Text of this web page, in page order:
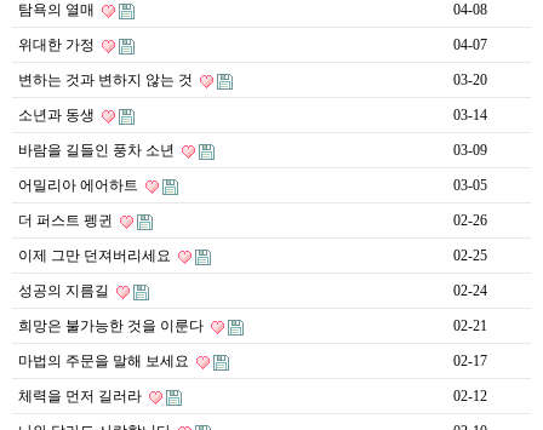
탐욕의 열매 04-08
위대한 가정 04-07
변하는 것과 변하지 않는 것 03-20
소년과 동생 03-14
바람을 길들인 풍차 소년 03-09
어밀리아 에어하트 03-05
더 퍼스트 펭귄 02-26
이제 그만 던져버리세요 02-25
성공의 지름길 02-24
희망은 불가능한 것을 이룬다 02-21
마법의 주문을 말해 보세요 02-17
체력을 먼저 길러라 02-12